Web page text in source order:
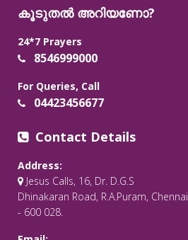
കൂടുതൽ അറിയണോ?
24*7 Prayers
8546999000
For Queries, Call
04423456677
Contact Details
Address:
Jesus Calls, 16, Dr. D.G.S
Dhinakaran Road, R.A.Puram, Chennai
- 600 028.